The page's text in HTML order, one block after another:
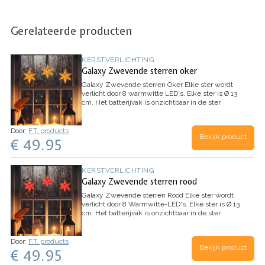
Gerelateerde producten
KERSTVERLICHTING
Galaxy Zwevende sterren oker
Galaxy Zwevende sterren Oker Elke ster wordt
verlicht door 8 warmwitte LED's. Elke ster is Ø 13
cm. Het batterijvak is onzichtbaar in de ster
kunnen ze gemakkelijk aan bijvoorbeeld een
boom worden gehangen of eenvoudig naar wens
Dankzij de werking op batterij
zijn de sterren overal te gebruiken. Batterijen
afstandsbediening. Bij de set wordt een
hoogwaardige afstandsbediening geleverd.
Inhoud: 1 doos met 3 sterren, 1
afstandsbediening, batterijen en
ophangtouwtjes.
Door: F.T. products
€ 49.95 Bekijk product
KERSTVERLICHTING
Galaxy Zwevende sterren rood
Galaxy Zwevende sterren Rood Elke ster wordt
verlicht door 8 Warmwitte-LED's. Elke ster is Ø 13
cm. Het batterijvak is onzichtbaar in de ster
kunnen ze gemakkelijk aan bijvoorbeeld een
boom worden gehangen of eenvoudig naar wens
Dankzij de werking op batterij
Door: F.T. products
€ 49.95 Bekijk product